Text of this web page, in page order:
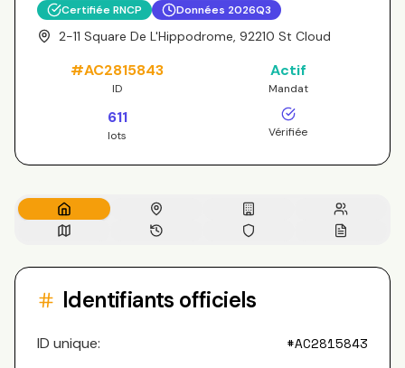
Certifiée RNCP Données 2026Q3
2-11 Square De L'Hippodrome, 92210 St Cloud
#AC2815843
ID
Actif
Mandat
611
lots Vérifiée
Identifiants officiels
ID unique: #AC2815843